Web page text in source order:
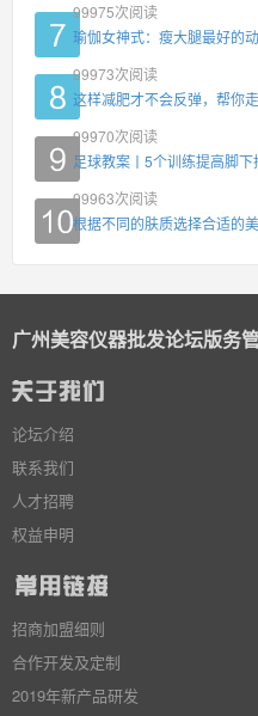
99975次阅读
瑜伽女神式：瘦大腿最好的
99973次阅读
这样减肥才不会反弹，帮你
99970次阅读
足球教案丨5个训练提高脚下
99963次阅读
根据不同的肤质选择合适的
广州美容仪器批发论坛版务
论坛介绍
联系我们
人才招聘
权益申明
招商加盟细则
合作开发及定制
2019年新产品研发